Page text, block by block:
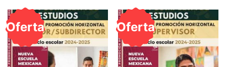
producto
tiene
múltiples
variantes.
Las
opciones
Oferta Oferta